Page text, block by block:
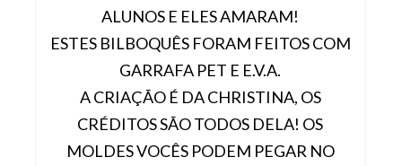
ALUNOS E ELES AMARAM!
ESTES BILBOQUÊS FORAM FEITOS COM
GARRAFA PET E E.V.A.
A CRIAÇÃO É DA CHRISTINA, OS
CRÉDITOS SÃO TODOS DELA! OS
MOLDES VOCÊS PODEM PEGAR NO